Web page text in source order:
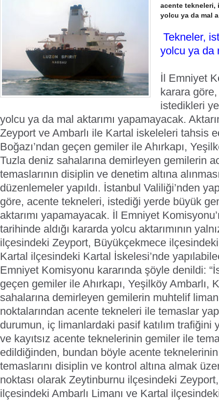
acente tekneleri,
yolcu ya da mal
Tekneler,
yolcu ya da
İl Emniyet
karara
istedikleri
yolcu ya da mal aktarımı yapamayacak.
Zeyport ve Ambarlı ile Kartal iskeleleri tahsis
Boğazı’ndan geçen gemiler ile Ahırkapı,
Tuzla deniz sahalarına demirleyen gemilerin
temaslarının disiplin ve denetim altına
düzenlemeler yapıldı. İstanbul Valiliği’nden
göre, acente tekneleri, istediği yerde büyük
aktarımı yapamayacak. İl Emniyet
tarihinde aldığı kararda yolcu aktarımının
ilçesindeki Zeyport, Büyükçekmece ilçesindeki
Kartal ilçesindeki Kartal İskelesi’nde
Emniyet Komisyonu kararında şöyle denildi:
geçen gemiler ile Ahırkapı, Yeşilköy Ambarlı,
sahalarına demirleyen gemilerin muhtelif
noktalarından acente tekneleri ile temaslar
durumun, iç limanlardaki pasif katılım trafiğini
ve kayıtsız acente teknelerinin gemiler ile
edildiğinden, bundan böyle acente
temaslarını disiplin ve kontrol altına almak
noktası olarak Zeytinburnu ilçesindeki
ilçesindeki Ambarlı Limanı ve Kartal